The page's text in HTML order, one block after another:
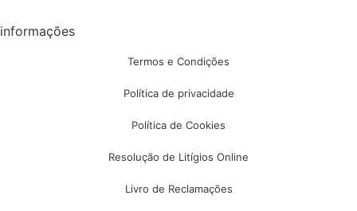
informações
Termos e Condições
Política de privacidade
Política de Cookies
Resolução de Litígios Online
Livro de Reclamações